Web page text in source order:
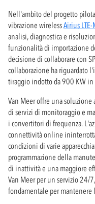
Nell'ambito del progetto
vibrazione wirelessAirius LTE-
analisi, diagnostica e
funzionalità di importazione
decisione di collaborare con
collaborazione ha riguardato
tiraggio indotto da 900 KW
Van Meer offre una
di servizi di monitoraggio e
i convertitori di frequenza.
connettività online
condizioni di varie
programmazione della
di inattività e una maggiore
Van Meer per un servizio 24/
fondamentale per